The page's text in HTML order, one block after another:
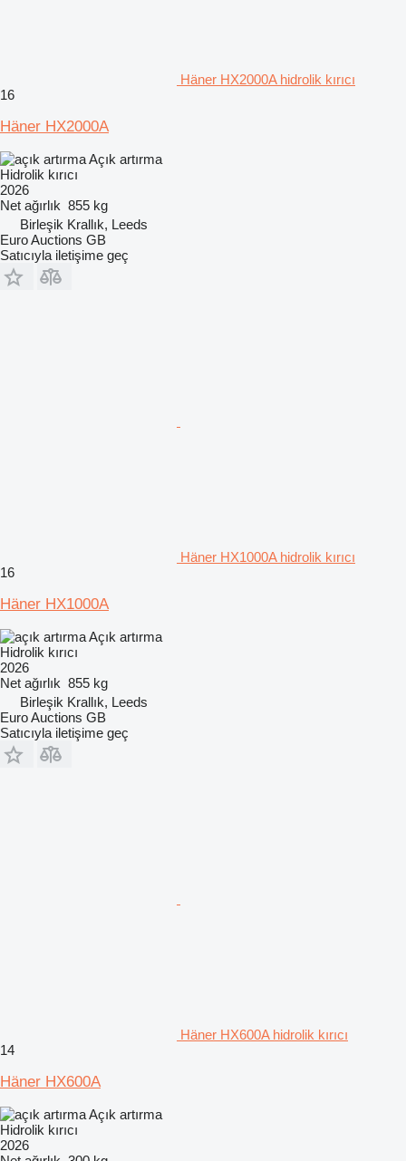
Häner HX2000A hidrolik kırıcı
16
Häner HX2000A
Açık artırma
Hidrolik kırıcı
2026
Net ağırlık 855 kg
Birleşik Krallık, Leeds
Euro Auctions GB
Satıcıyla iletişime geç
Häner HX1000A hidrolik kırıcı
16
Häner HX1000A
Açık artırma
Hidrolik kırıcı
2026
Net ağırlık 855 kg
Birleşik Krallık, Leeds
Euro Auctions GB
Satıcıyla iletişime geç
Häner HX600A hidrolik kırıcı
14
Häner HX600A
Açık artırma
Hidrolik kırıcı
2026